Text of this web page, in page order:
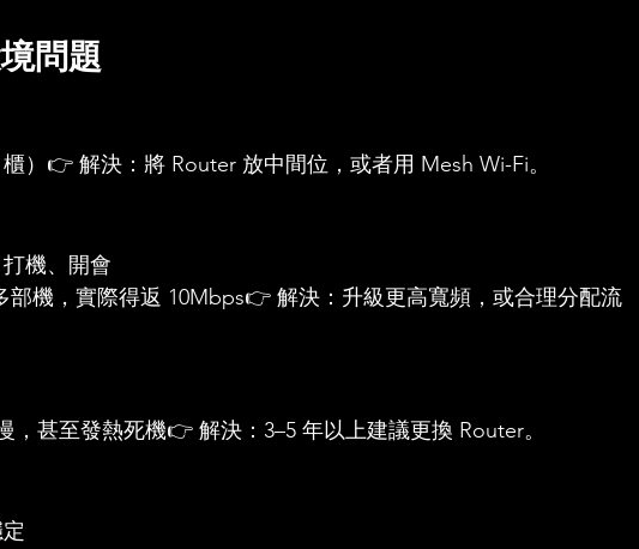
問題
）👉 解決：將 Router 放中間位，或者用 Mesh Wi-Fi。
機、開會
部機，實際得返 10Mbps👉 解決：升級更高寬頻，或合理分配流
，甚至發熱死機👉 解決：3–5 年以上建議更換 Router。